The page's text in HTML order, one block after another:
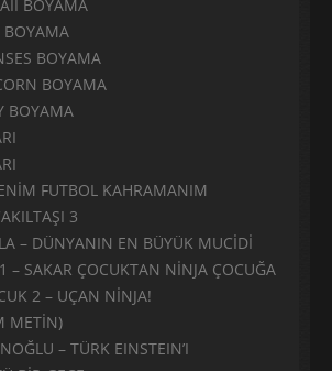
BOYAMA
BOYAMA
BOYAMA
BOYAMA
BOYAMA
FUTBOL KAHRAMANIM
3
– DÜNYANIN EN BÜYÜK MUCİDİ
– SAKAR ÇOCUKTAN NİNJA ÇOCUĞA
2 – UÇAN NİNJA!
METİN)
– TÜRK EINSTEIN’I